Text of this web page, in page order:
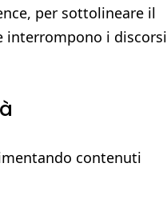
per sottolineare il
interrompono i discorsi
contenuti